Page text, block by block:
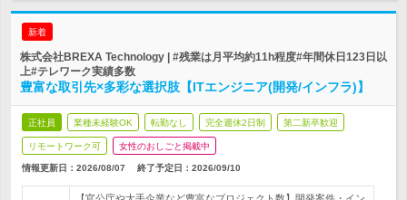
新着
株式会社BREXA Technology | #残業は月平均約11h程度#年間休日123日以
上#テレワーク実績多数
豊富な取引先×多彩な選択肢【ITエンジニア(開発/インフラ)】
正社員 業種未経験OK 転勤なし 完全週休2日制 第二新卒歓迎
リモートワーク可 女性のおしごと掲載中
情報更新日：2026/08/07 終了予定日： 2026/09/10